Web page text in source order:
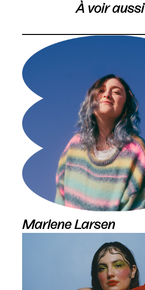
À voir aussi
Marlene Larsen